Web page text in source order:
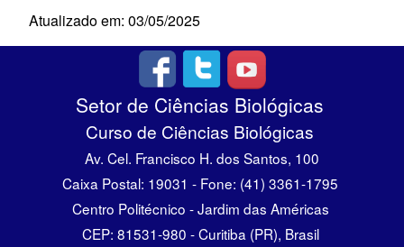
Atualizado em: 03/05/2025
Setor de Ciências Biológicas
Curso de Ciências Biológicas
Av. Cel. Francisco H. dos Santos, 100
Caixa Postal: 19031 - Fone: (41) 3361-1795
Centro Politécnico - Jardim das Américas
CEP: 81531-980 - Curitiba (PR), Brasil